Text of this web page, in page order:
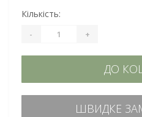
Кількість:
- +
ДО
ШВИДКЕ